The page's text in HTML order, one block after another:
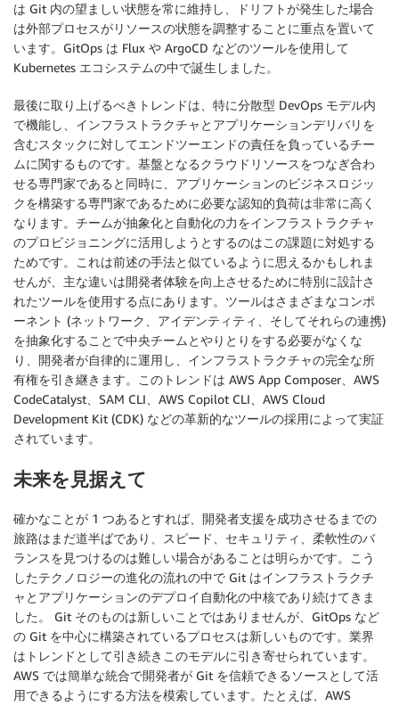
は Git 内の望ましい状態を常に維持し、ドリフトが発生した場合
は外部プロセスがリソースの状態を調整することに重点を置いて
います。GitOps は Flux や ArgoCD などのツールを使用して
Kubernetes エコシステムの中で誕生しました。
最後に取り上げるべきトレンドは、特に分散型 DevOps モデル内
で機能し、インフラストラクチャとアプリケーションデリバリを
含むスタックに対してエンドツーエンドの責任を負っているチー
ムに関するものです。基盤となるクラウドリソースをつなぎ合わ
せる専門家であると同時に、アプリケーションのビジネスロジッ
クを構築する専門家であるために必要な認知的負荷は非常に高く
なります。チームが抽象化と自動化の力をインフラストラクチャ
のプロビジョニングに活用しようとするのはこの課題に対処する
ためです。これは前述の手法と似ているように思えるかもしれま
せんが、主な違いは開発者体験を向上させるために特別に設計さ
れたツールを使用する点にあります。ツールはさまざまなコンポ
ーネント (ネットワーク、アイデンティティ、そしてそれらの連携)
を抽象化することで中央チームとやりとりをする必要がなくな
り、開発者が自律的に運用し、インフラストラクチャの完全な所
有権を引き継きます。このトレンドは AWS App Composer、AWS
CodeCatalyst、SAM CLI、AWS Copilot CLI、AWS Cloud
Development Kit (CDK) などの革新的なツールの採用によって実証
されています。
未来を見据えて
確かなことが 1 つあるとすれば、開発者支援を成功させるまでの
旅路はまだ道半ばであり、スピード、セキュリティ、柔軟性のバ
ランスを見つけるのは難しい場合があることは明らかです。こう
したテクノロジーの進化の流れの中で Git はインフラストラクチ
ャとアプリケーションのデプロイ自動化の中核であり続けてきま
した。 Git そのものは新しいことではありませんが、GitOps など
の Git を中心に構築されているプロセスは新しいものです。業界
はトレンドとして引き続きこのモデルに引き寄せられています。
AWS では簡単な統合で開発者が Git を信頼できるソースとして活
用できるようにする方法を模索しています。たとえば、AWS